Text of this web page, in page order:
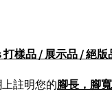
打樣品 / 展示品 /
註明您的腳長，腳